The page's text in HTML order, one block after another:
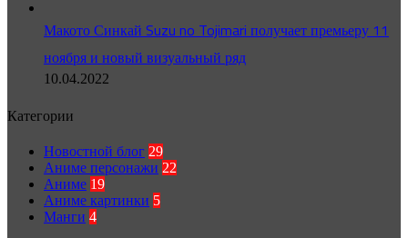
Макото Синкай Suzu no Tojimari получает премьеру 11
ноября и новый визуальный ряд
10.04.2022
Категории
Новостной блог 29
Аниме персонажи 22
Аниме 19
Аниме картинки 5
Манги 4